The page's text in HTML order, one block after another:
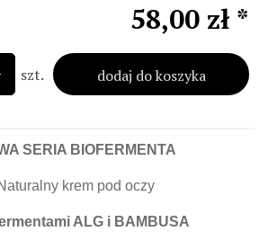
58,00 zł *
szt. dodaj do koszyka
SERIA BIOFERMENTA
krem pod oczy
ALG i BAMBUSA